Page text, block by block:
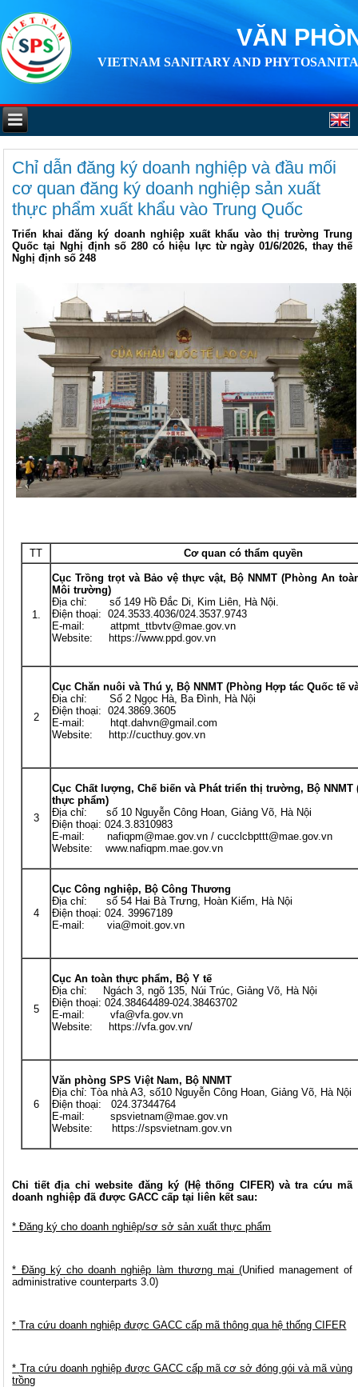
VĂN
VIETNAM SANITARY AND
Chỉ dẫn đăng ký doanh nghiệp và đầu mối
cơ quan đăng ký doanh nghiệp sản xuất
thực phẩm xuất khẩu vào Trung Quốc
Triển khai đăng ký doanh nghiệp xuất khẩu vào thị trường Trung
Quốc tại Nghị định số 280 có hiệu lực từ ngày 01/6/2026, thay thế
Nghị định số 248
TT Cơ quan có thẩm quyền
1.
Cục Trồng trọt và Bảo vệ thực vật, Bộ NNMT (Phòng An
Môi trường)
Địa chỉ: số 149 Hồ Đắc Di, Kim Liên, Hà Nội.
Điện thoại: 024.3533.4036/024.3537.9743
E-mail: attpmt_ttbvtv@mae.gov.vn
Website: https://www.ppd.gov.vn
2
Cục Chăn nuôi và Thú y, Bộ NNMT (Phòng Hợp tác Quốc tế
Địa chỉ: Số 2 Ngọc Hà, Ba Đình, Hà Nội
Điện thoại: 024.3869.3605
E-mail: htqt.dahvn@gmail.com
Website: http://cucthuy.gov.vn
3
Cục Chất lượng, Chế biến và Phát triển thị trường, Bộ NNMT
thực phẩm)
Địa chỉ: số 10 Nguyễn Công Hoan, Giảng Võ, Hà Nội
Điện thoại: 024.3.8310983
E-mail: nafiqpm@mae.gov.vn / cucclcbpttt@mae.gov.vn
Website: www.nafiqpm.mae.gov.vn
4
Cục Công nghiệp, Bộ Công Thương
Địa chỉ: số 54 Hai Bà Trưng, Hoàn Kiếm, Hà Nội
Điện thoại: 024. 39967189
E-mail: via@moit.gov.vn
5
Cục An toàn thực phẩm, Bộ Y tế
Địa chỉ: Ngách 3, ngõ 135, Núi Trúc, Giảng Võ, Hà Nội
Điện thoại: 024.38464489-024.38463702
E-mail: vfa@vfa.gov.vn
Website: https://vfa.gov.vn/
6
Văn phòng SPS Việt Nam, Bộ NNMT
Địa chỉ: Tòa nhà A3, số10 Nguyễn Công Hoan, Giảng Võ, Hà Nội
Điện thoại: 024.37344764
E-mail: spsvietnam@mae.gov.vn
Website: https://spsvietnam.gov.vn
Chi tiết địa chỉ website đăng ký (Hệ thống CIFER) và tra cứu mã
doanh nghiệp đã được GACC cấp tại liên kết sau:
*Đăng ký cho doanh nghiệp/sơ sở sản xuất thực phẩm
* Đăng ký cho doanh nghiệp làm thương mại (Unified management of
administrative counterparts 3.0)
* Tra cứu doanh nghiệp được GACC cấp mã thông qua hệ thống CIFER
* Tra cứu doanh nghiệp được GACC cấp mã cơ sở đóng gói và mã vùng
trồng